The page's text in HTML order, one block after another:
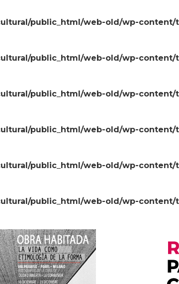
public_html/web-old/wp-content/
public_html/web-old/wp-content/
public_html/web-old/wp-content/
public_html/web-old/wp-content/
public_html/web-old/wp-content/
public_html/web-old/wp-content/